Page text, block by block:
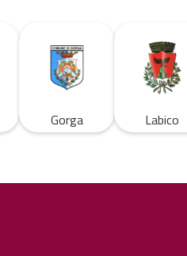
Gorga Labico